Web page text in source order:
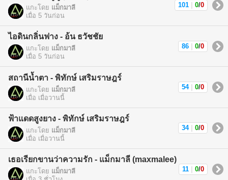
แกะโดย แม็กมาลี
เมื่อ 5 วันก่อน
101 0/0
ไอดินกลิ่นฟาง - อ้น ธวัชชัย
แกะโดย แม็กมาลี
เมื่อ 5 วันก่อน
86 0/0
สถานีน้ำตา - พิทักษ์ เสริมราษฎร์
แกะโดย แม็กมาลี
เมื่อ เมื่อวานนี้
54 0/0
ฟ้าแดดสูงยาง - พิทักษ์ เสริมราษฎร์
แกะโดย แม็กมาลี
เมื่อ เมื่อวานนี้
34 0/0
เธอเรียกขานว่าความรัก - แม็กมาลี (maxmalee)
แกะโดย แม็กมาลี
11 0/0